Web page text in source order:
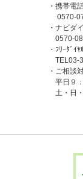
・携帯電
0570-
・ナビダ
0570-
・ﾌﾘｰﾀﾞｲ
TEL03-
・ご相談
平日９
土・日